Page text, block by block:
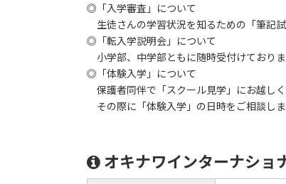
◎「入学審査」について
生徒さんの学習状況を知るための「筆記
◎「転入学説明会」について
小学部、中学部ともに随時受付けており
◎「体験入学」について
保護者同伴で「スクール見学」にお越しく
その際に「体験入学」の日時をご相談しま
オキナワインターナショ